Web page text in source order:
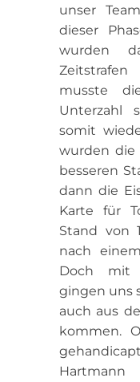
unser
dieser
wurden
musste
Unterzahl
somit
wurden die
besseren
dann die
Karte für
Stand von
nach
Doch mit
gingen uns
auch aus
kommen.